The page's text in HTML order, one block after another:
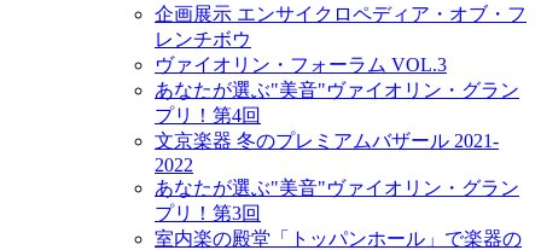
企画展示 エンサイクロペディア・オブ・フ
レンチボウ
ヴァイオリン・フォーラム VOL.3
あなたが選ぶ"美音"ヴァイオリン・グラン
プリ！第4回
文京楽器 冬のプレミアムバザール 2021-
2022
あなたが選ぶ"美音"ヴァイオリン・グラン
プリ！第3回
室内楽の殿堂「トッパンホール」で楽器の